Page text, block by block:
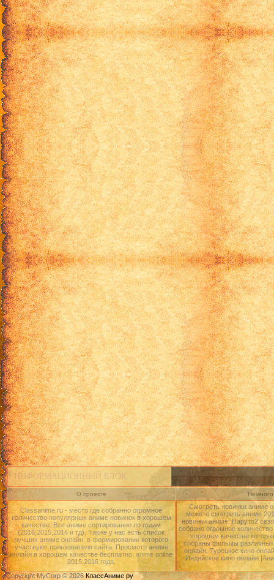
ИНФОРМАЦИОННЫЙ БЛОК
О проекте
Classanime.ru - место где собранно огромное
количество популярных аниме новинок в хорошем
качестве. Все аниме сортированно по годам
(2016,2015,2014 и тд). Также у нас есть список
лучших аниме онлайн, в формировании которого
участвуют пользователи сайта. Просмотр аниме
онлайн в хорошем качестве бесплатно. anime online
2015,2016 года.
Смотреть новинки аниме
можете смотреть аниме
новинки аниме: Наруто2
собрано огромное
хорошем качестве
собраны фильмы различных
онлайн, Турецкое кино
Индийское кино
Copyright MyCorp © 2026КлассАниме.ру